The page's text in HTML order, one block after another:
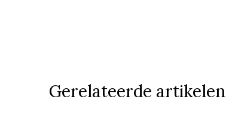
Gerelateerde artikelen